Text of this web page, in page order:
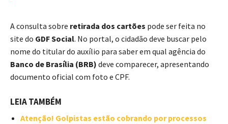
A consulta sobre retirada dos cartões pode ser feita no
site do GDF Social. No portal, o cidadão deve buscar pelo
nome do titular do auxílio para saber em qual agência do
Banco de Brasília (BRB) deve comparecer, apresentando
documento oficial com foto e CPF.
LEIA TAMBÉM
Atenção! Golpistas estão cobrando por processos